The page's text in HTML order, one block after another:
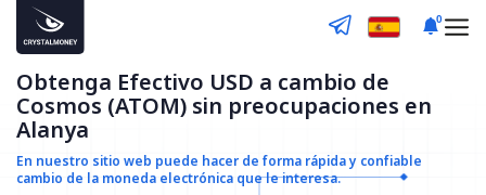
0
Obtenga Efectivo USD a cambio de
Cosmos (ATOM) sin preocupaciones en
Alanya
En nuestro sitio web puede hacer de forma rápida y confiable
cambio de la moneda electrónica que le interesa.